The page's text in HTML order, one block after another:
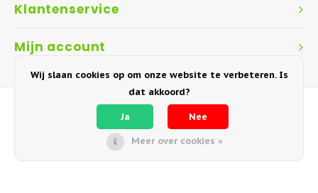
Klantenservice
Mijn account
© Copyright 2018-2026 Garden Interiors
Wij slaan cookies op om onze website te verbeteren. Is
dat akkoord?
Ja Nee
Meer over cookies »